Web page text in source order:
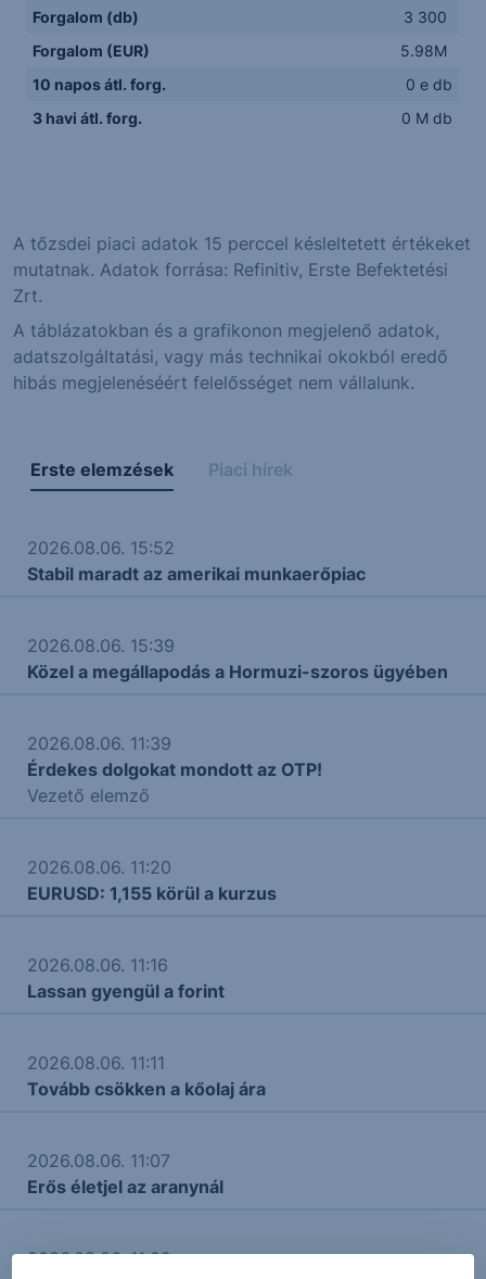
Forgalom (db)
3 300
Forgalom (EUR)
5.98M
10 napos átl. forg.
0 e db
3 havi átl. forg.
0 M db
A tőzsdei piaci adatok 15 perccel késleltetett értékeket
mutatnak. Adatok forrása: Refinitiv, Erste Befektetési
Zrt.
A táblázatokban és a grafikonon megjelenő adatok,
adatszolgáltatási, vagy más technikai okokból eredő
hibás megjelenéséért felelősséget nem vállalunk.
Erste elemzések Piaci hírek
2026.08.06. 15:52
Stabil maradt az amerikai munkaerőpiac
2026.08.06. 15:39
Közel a megállapodás a Hormuzi-szoros ügyében
2026.08.06. 11:39
Érdekes dolgokat mondott az OTP!
Vezető elemző
2026.08.06. 11:20
EURUSD: 1,155 körül a kurzus
2026.08.06. 11:16
Lassan gyengül a forint
2026.08.06. 11:11
Tovább csökken a kőolaj ára
2026.08.06. 11:07
Erős életjel az aranynál
2026.08.06. 11:02